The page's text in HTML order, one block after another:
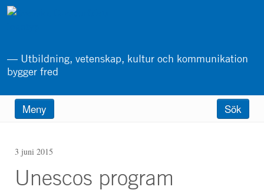
Hoppa
till
— Utbildning, vetenskap, kultur och kommunikation
bygger fred
Main
menuMeny Sök
3 juni 2015
Unescos program